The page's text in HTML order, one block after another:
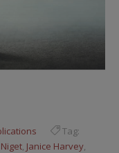
Tag:
, Janice Harvey,